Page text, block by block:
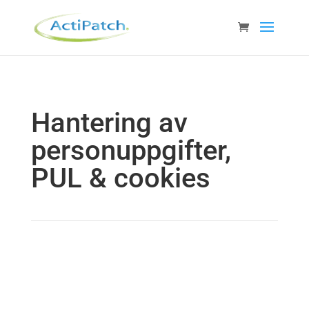
Hantering av
personuppgifter,
PUL & cookies